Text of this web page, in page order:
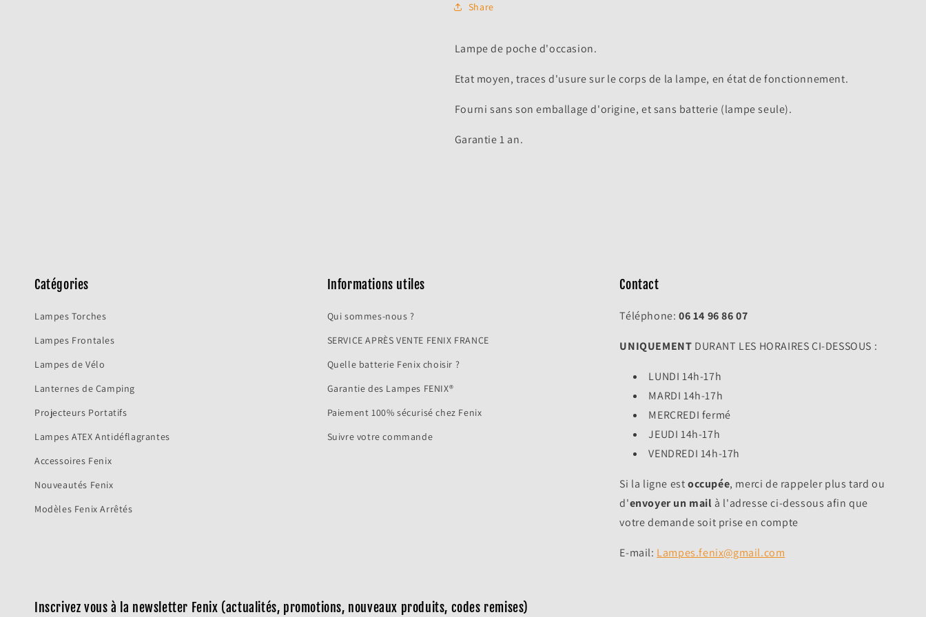
Share
Lampe de poche d'occasion.
Etat moyen, traces d'usure sur le corps de la lampe, en état de fonctionnement.
Fourni sans son emballage d'origine, et sans batterie (lampe seule).
Garantie 1 an.
Catégories
Lampes Torches
Lampes Frontales
Lampes de Vélo
Lanternes de Camping
Projecteurs Portatifs
Lampes ATEX Antidéflagrantes
Accessoires Fenix
Nouveautés Fenix
Modèles Fenix Arrêtés
Informations utiles
Qui sommes-nous ?
SERVICE APRÈS VENTE FENIX FRANCE
Quelle batterie Fenix choisir ?
Garantie des Lampes FENIX®
Paiement 100% sécurisé chez Fenix
Suivre votre commande
Contact
Téléphone: 06 14 96 86 07
UNIQUEMENT DURANT LES HORAIRES CI-DESSOUS :
LUNDI 14h-17h
MARDI 14h-17h
MERCREDI fermé
JEUDI 14h-17h
VENDREDI 14h-17h
Si la ligne estoccupée, merci de rappeler plus tard ou
d'envoyer un mail à l'adresse ci-dessous afin que
votre demande soit prise en compte
E-mail: Lampes.fenix@gmail.com
Inscrivez vous à la newsletter Fenix (actualités, promotions, nouveaux produits, codes remises)
votre liste de souhaits et afficher vos articles précédemment
enregistrés.
Se connecter